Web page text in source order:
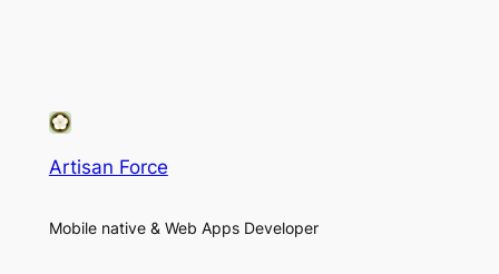
Artisan Force
Mobile native & Web Apps Developer